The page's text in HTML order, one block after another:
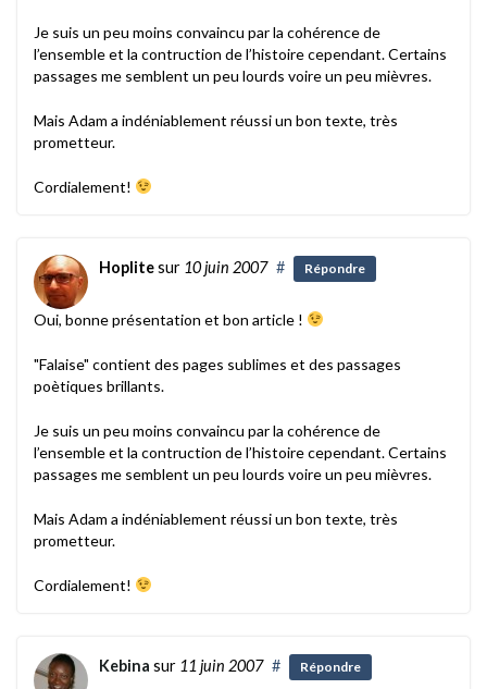
Je suis un peu moins convaincu par la cohérence de
l’ensemble et la contruction de l’histoire cependant. Certains
passages me semblent un peu lourds voire un peu mièvres.
Mais Adam a indéniablement réussi un bon texte, très
prometteur.
Cordialement!
Hoplitesur 10 juin 2007 # Répondre
Oui, bonne présentation et bon article !
"Falaise" contient des pages sublimes et des passages
poètiques brillants.
Je suis un peu moins convaincu par la cohérence de
l’ensemble et la contruction de l’histoire cependant. Certains
passages me semblent un peu lourds voire un peu mièvres.
Mais Adam a indéniablement réussi un bon texte, très
prometteur.
Cordialement!
Kebina sur 11 juin 2007 # Répondre